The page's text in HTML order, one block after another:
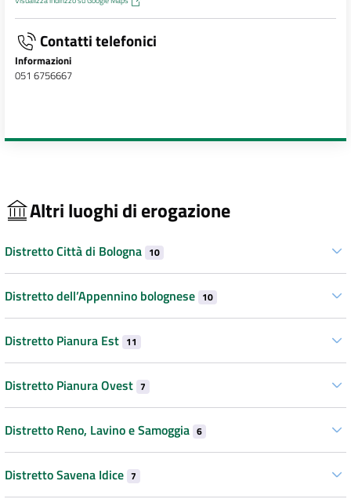
Contatti telefonici
Informazioni
051 6756667
Altri luoghi di erogazione
Distretto Città di Bologna 10
Distretto dell’Appennino bolognese 10
Distretto Pianura Est 11
Distretto Pianura Ovest 7
Distretto Reno, Lavino e Samoggia 6
Distretto Savena Idice 7